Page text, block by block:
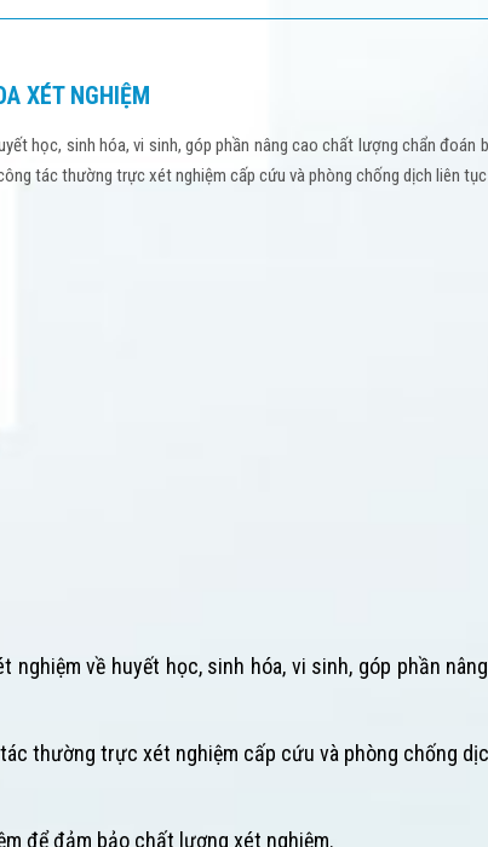
XÉT NGHIỆM
học, sinh hóa, vi sinh, góp phần nâng cao chất lượng chẩn đoán
tác thường trực xét nghiệm cấp cứu và phòng chống dịch liên
về huyết học, sinh hóa, vi sinh, góp phần
thường trực xét nghiệm cấp cứu và phòng chống
để đảm bảo chất lượng xét nghiệm.